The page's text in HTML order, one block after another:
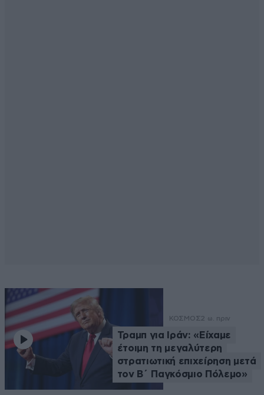
ΚΟΣΜΟΣ2 ω. πριν
Τραμπ για Ιράν: «Είχαμε
έτοιμη τη μεγαλύτερη
στρατιωτική επιχείρηση μετά
τον Β΄ Παγκόσμιο Πόλεμο»